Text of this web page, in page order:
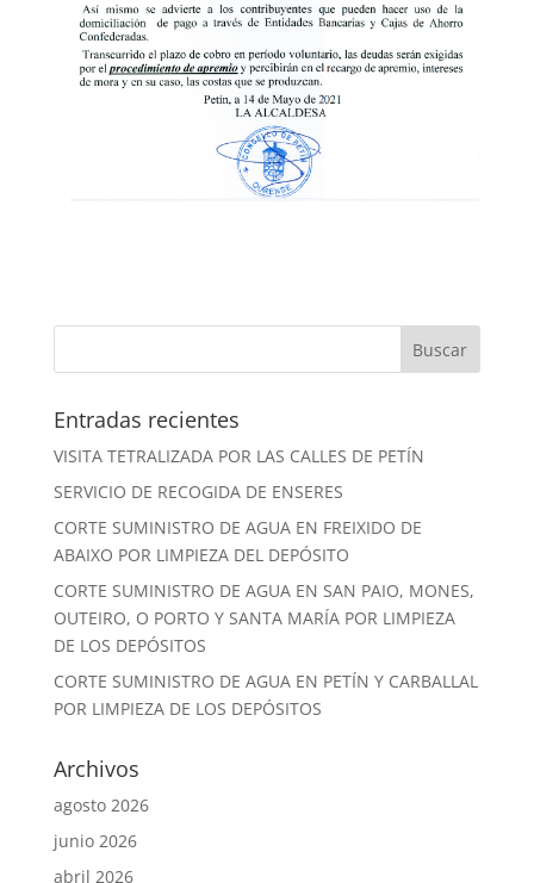
Entradas recientes
VISITA TETRALIZADA POR LAS CALLES DE PETÍN
SERVICIO DE RECOGIDA DE ENSERES
CORTE SUMINISTRO DE AGUA EN FREIXIDO DE
ABAIXO POR LIMPIEZA DEL DEPÓSITO
CORTE SUMINISTRO DE AGUA EN SAN PAIO, MONES,
OUTEIRO, O PORTO Y SANTA MARÍA POR LIMPIEZA
DE LOS DEPÓSITOS
CORTE SUMINISTRO DE AGUA EN PETÍN Y CARBALLAL
POR LIMPIEZA DE LOS DEPÓSITOS
Archivos
agosto 2026
junio 2026
abril 2026